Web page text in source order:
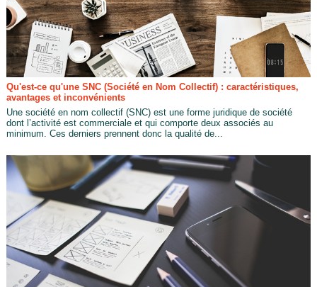
Qu'est-ce qu'une SNC (Société en Nom Collectif) : caractéristiques,
avantages et inconvénients
Une société en nom collectif (SNC) est une forme juridique de société
dont l’activité est commerciale et qui comporte deux associés au
minimum. Ces derniers prennent donc la qualité de...